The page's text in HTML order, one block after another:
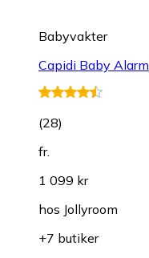
Babyvakter
Capidi Baby Alarm
(28)
fr.
1 099 kr
hos Jollyroom
+7 butiker